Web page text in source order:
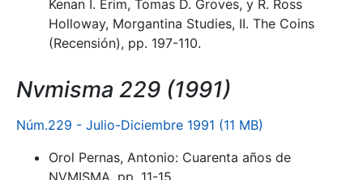
Kenan I. Erim, Tomas D. Groves, y R. Ross
Holloway, Morgantina Studies, II. The Coins
(Recensión), pp. 197-110.
Nvmisma 229 (1991)
Núm.229 - Julio-Diciembre 1991 (11 MB)
Orol Pernas, Antonio: Cuarenta años de
NVMISMA, pp. 11-15.